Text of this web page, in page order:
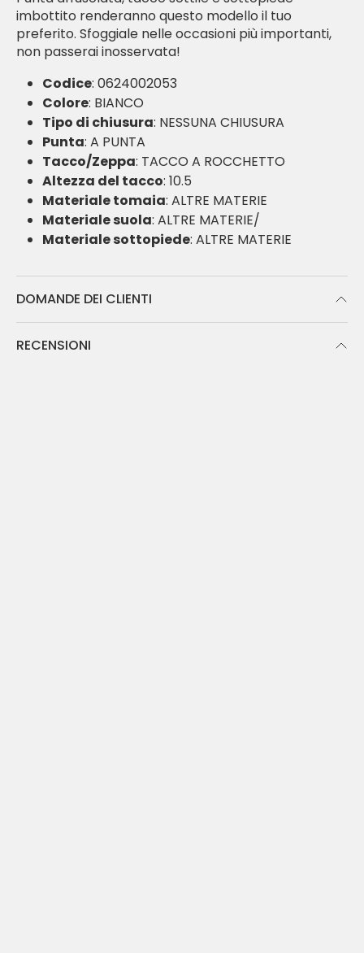
imbottito renderanno questo modello il tuo
preferito. Sfoggiale nelle occasioni più importanti,
non passerai inosservata!
Codice: 0624002053
Colore: BIANCO
Tipo di chiusura: NESSUNA CHIUSURA
Punta: A PUNTA
Tacco/Zeppa: TACCO A ROCCHETTO
Altezza del tacco: 10.5
Materiale tomaia: ALTRE MATERIE
Materiale suola: ALTRE MATERIE/
Materiale sottopiede: ALTRE MATERIE
DOMANDE DEI CLIENTI
RECENSIONI